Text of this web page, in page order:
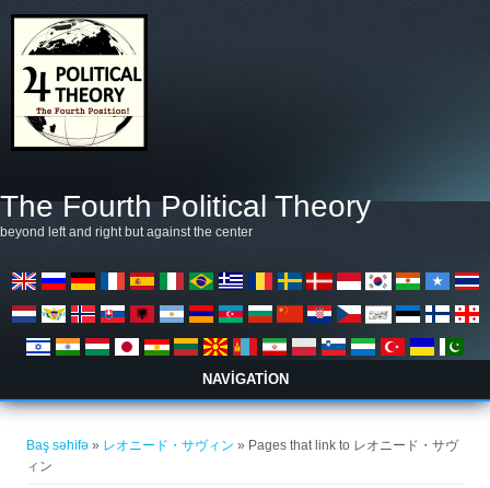
The Fourth Political Theory
beyond left and right but against the center
NAVIGATION
Baş səhifə » レオニード・サヴィン» Pages that link to レオニード・サヴ
ィン